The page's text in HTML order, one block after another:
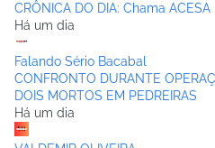
CRÔNICA DO DIA: Chama ACESA
Há um dia
Falando Sério Bacabal
CONFRONTO DURANTE
DOIS MORTOS EM PEDREIRAS
Há um dia